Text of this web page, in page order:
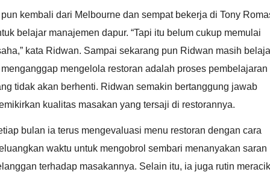
kembali dari Melbourne dan sempat bekerja di Tony
belajar manajemen dapur. “Tapi itu belum cukup memulai
kata Ridwan. Sampai sekarang pun Ridwan masih
mengelola restoran adalah proses pembelajaran
tidak akan berhenti. Ridwan semakin bertanggung jawab
kualitas masakan yang tersaji di restorannya.
bulan ia terus mengevaluasi menu restoran dengan cara
waktu untuk mengobrol sembari menanyakan saran
terhadap masakannya. Selain itu, ia juga rutin meracik